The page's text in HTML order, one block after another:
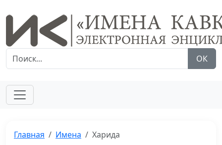
ОК
Главная Имена Харида